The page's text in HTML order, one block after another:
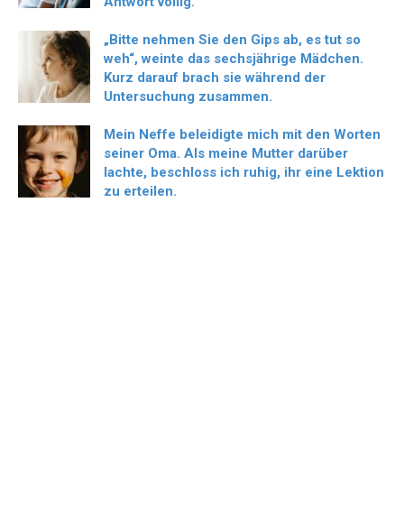
„Bitte nehmen Sie den Gips ab, es tut so
weh“, weinte das sechsjährige Mädchen.
Kurz darauf brach sie während der
Untersuchung zusammen.
Mein Neffe beleidigte mich mit den Worten
seiner Oma. Als meine Mutter darüber
lachte, beschloss ich ruhig, ihr eine Lektion
zu erteilen.